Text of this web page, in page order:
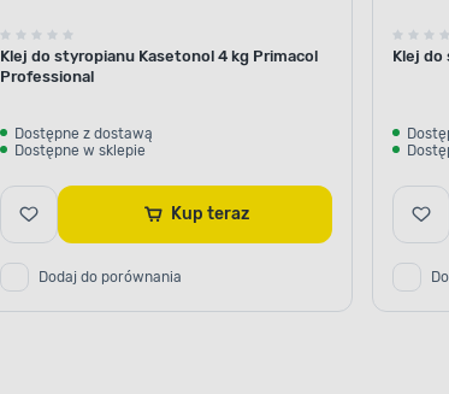
Klej do styropianu Kasetonol 4 kg Primacol
Professional
Dostępne z dostawą
Dostępne w sklepie
Kup teraz
Dodaj do porównania
Klej do